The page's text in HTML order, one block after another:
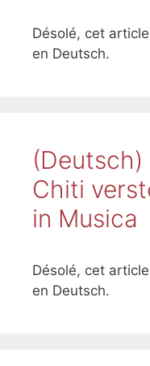
Désolé, cet
en Deutsch.
Chiti
in Musica
Désolé, cet
en Deutsch.